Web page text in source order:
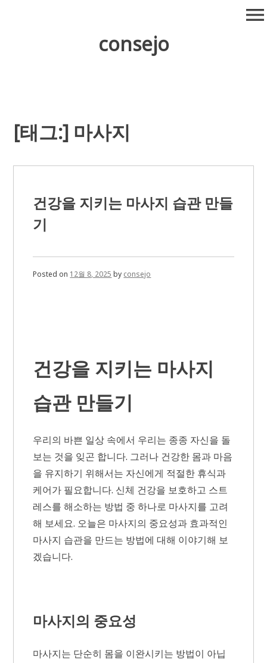
consejo
menu
[태그:] 마사지
건강을 지키는 마사지 습관 만들
기
Posted on 12월 8, 2025 by consejo
건강을 지키는 마사지
습관 만들기
우리의 바쁜 일상 속에서 우리는 종종 자신을 돌
보는 것을 잊곤 합니다. 그러나 건강한 몸과 마음
을 유지하기 위해서는 자신에게 적절한 휴식과
케어가 필요합니다. 신체 건강을 보호하고 스트
레스를 해소하는 방법 중 하나로 마사지를 고려
해 보세요. 오늘은 마사지의 중요성과 효과적인
마사지 습관을 만드는 방법에 대해 이야기해 보
겠습니다.
마사지의 중요성
마사지는 단순히 몸을 이완시키는 방법이 아닙